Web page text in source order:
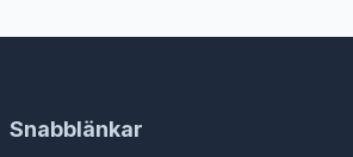
Snabblänkar